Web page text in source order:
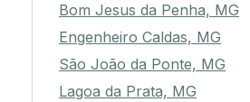
Bom Jesus da Penha, MG
Engenheiro Caldas, MG
São João da Ponte, MG
Lagoa da Prata, MG